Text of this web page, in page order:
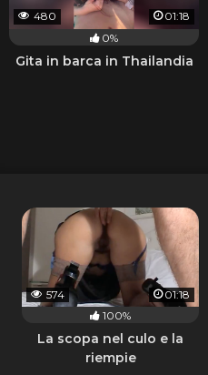
480
01:18
0%
Gita in barca in Thailandia
574
01:18
100%
La scopa nel culo e la
riempie